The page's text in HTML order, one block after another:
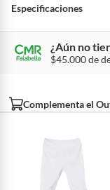
Para conocer más
Especificaciones
Condicion del
producto
Modelo
¿Aún no
$45.000 de
Complementa el